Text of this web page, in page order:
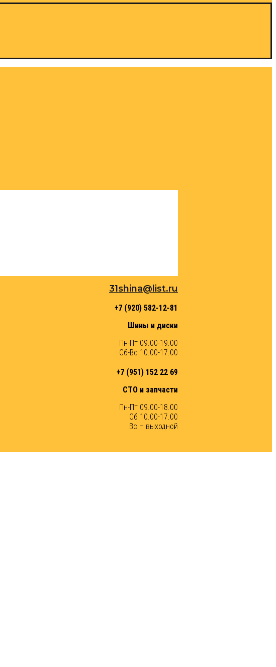
31shina@list.ru
+7 (920) 582-12-81
Шины и диски
Пн-Пт 09.00-19.00
Сб-Вс 10.00-17.00
+7 (951) 152 22 69
СТО и запчасти
Пн-Пт 09.00-18.00
Сб 10.00-17.00
Вс – выходной